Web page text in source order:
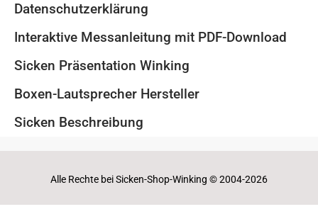
Datenschutzerklärung
Interaktive Messanleitung mit PDF-Download
Sicken Präsentation Winking
Boxen-Lautsprecher Hersteller
Sicken Beschreibung
Alle Rechte bei Sicken-Shop-Winking © 2004-2026